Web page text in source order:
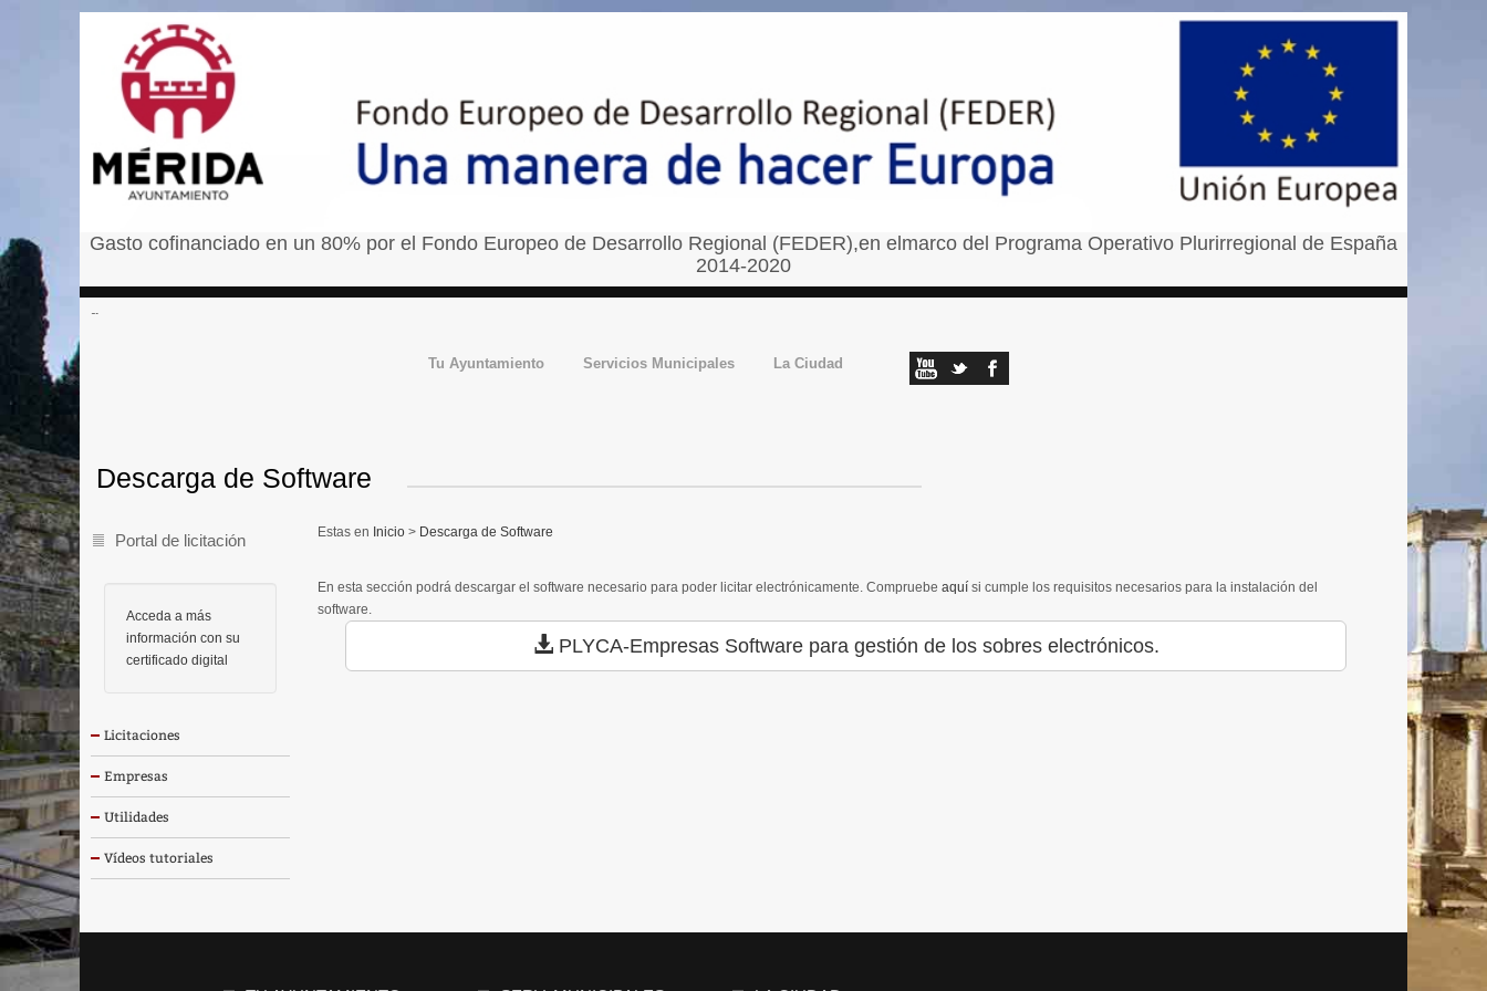
Gasto cofinanciado en un 80% por el Fondo Europeo de Desarrollo Regional (FEDER),en elmarco del Programa Operativo Plurirregional de España
2014-2020
Tu Ayuntamiento Servicios Municipales La Ciudad
Portal de licitación
Acceda a más
información con su
certificado digital
Licitaciones
Empresas
Utilidades
Vídeos tutoriales
Inicio > Descarga de Software
Descarga de Software
En esta sección podrá descargar el software necesario para poder licitar electrónicamente. Compruebe aquí si cumple los requisitos necesarios para la instalación del
software.
PLYCA-Empresas Software para gestión de los sobres electrónicos.